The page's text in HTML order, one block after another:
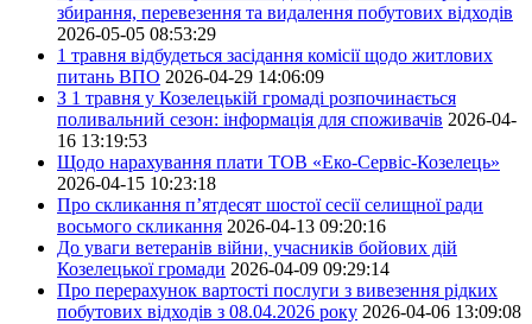
збирання, перевезення та видалення побутових відходів
2026-05-05 08:53:29
1 травня відбудеться засідання комісії щодо житлових
питань ВПО 2026-04-29 14:06:09
З 1 травня у Козелецькій громаді розпочинається
поливальний сезон: інформація для споживачів 2026-04-
16 13:19:53
Щодо нарахування плати ТОВ «Еко-Сервіс-Козелець»
2026-04-15 10:23:18
Про скликання п’ятдесят шостої сесії селищної ради
восьмого скликання 2026-04-13 09:20:16
До уваги ветеранів війни, учасників бойових дій
Козелецької громади 2026-04-09 09:29:14
Про перерахунок вартості послуги з вивезення рідких
побутових відходів з 08.04.2026 року 2026-04-06 13:09:08